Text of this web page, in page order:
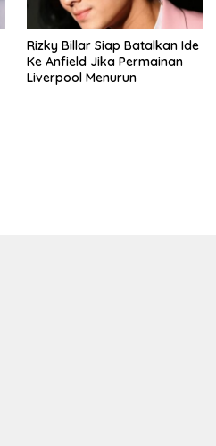
Rizky Billar Siap Batalkan Ide
Ke Anfield Jika Permainan
Liverpool Menurun